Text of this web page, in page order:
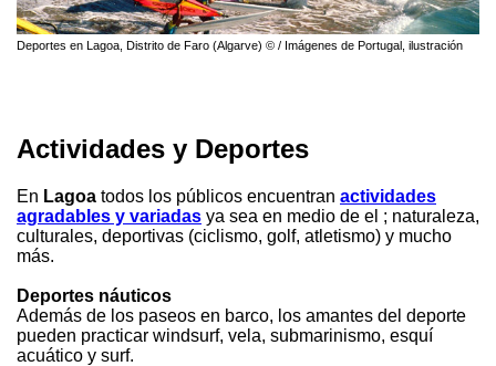
Deportes en Lagoa, Distrito de Faro (Algarve) © / Imágenes de Portugal, ilustración
Actividades y Deportes
En Lagoa todos los públicos encuentran actividades
agradables y variadas ya sea en medio de el ; naturaleza,
culturales, deportivas (ciclismo, golf, atletismo) y mucho
más.
Deportes náuticos
Además de los paseos en barco, los amantes del deporte
pueden practicar windsurf, vela, submarinismo, esquí
acuático y surf.